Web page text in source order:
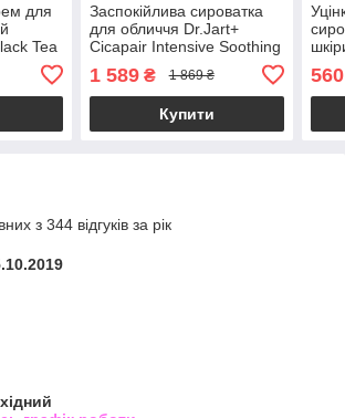
для
Tea
Заспокійлива сироватка
для обличчя Dr.Jart+
Cicapair Intensive Soothing
1 589₴ 1 869 ₴
Купити
560
з 344 відгуків за рік